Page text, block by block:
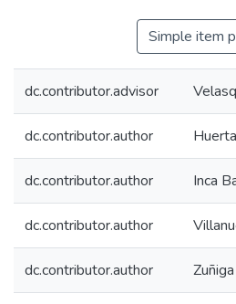
Simple item
dc.contributor.advisor
dc.contributor.author
dc.contributor.author Inca
dc.contributor.author
dc.contributor.author